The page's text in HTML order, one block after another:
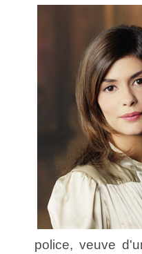
police, veuve